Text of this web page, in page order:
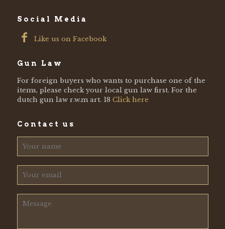
Social Media
Like us on Facebook
Gun Law
For foreign buyers who wants to purchase one of the
items, please check your local gun law first. For the
dutch gun law r.w.m art. 18 Click here
Contact us